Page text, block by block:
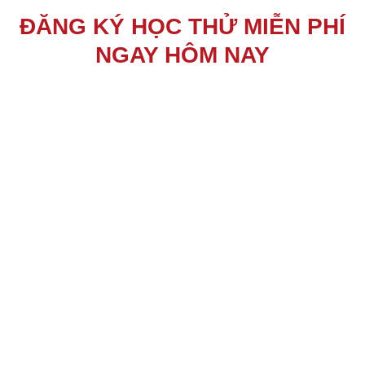
ĐĂNG KÝ HỌC THỬ MIỄN PHÍ
NGAY HÔM NAY